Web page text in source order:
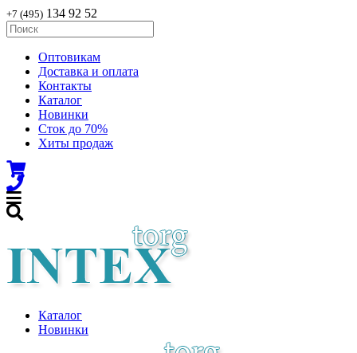
+7 (495) 134 92 52
Оптовикам
Доставка и оплата
Контакты
Каталог
Новинки
Сток до 70%
Хиты продаж
Каталог
Новинки